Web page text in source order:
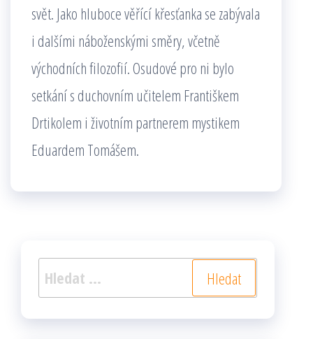
svět. Jako hluboce věřící křesťanka se zabývala
i dalšími náboženskými směry, včetně
východních filozofií. Osudové pro ni bylo
setkání s duchovním učitelem Františkem
Drtikolem i životním partnerem mystikem
Eduardem Tomášem.
Vyhledávání